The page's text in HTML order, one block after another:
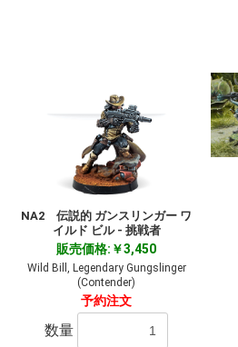
NA2 伝説的 ガンスリンガー ワ
イルド ビル - 挑戦者
販売価格:￥3,450
Wild Bill, Legendary Gungslinger
(Contender)
予約注文
数量